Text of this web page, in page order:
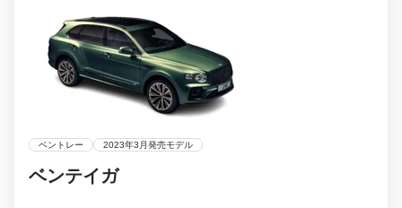
ベントレー 2023年3月発売モデル
ベンテイガ